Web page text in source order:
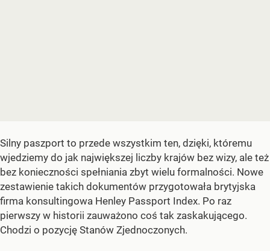
Silny paszport to przede wszystkim ten, dzięki, któremu
wjedziemy do jak największej liczby krajów bez wizy, ale też
bez konieczności spełniania zbyt wielu formalności. Nowe
zestawienie takich dokumentów przygotowała brytyjska
firma konsultingowa Henley Passport Index. Po raz
pierwszy w historii zauważono coś tak zaskakującego.
Chodzi o pozycję Stanów Zjednoczonych.